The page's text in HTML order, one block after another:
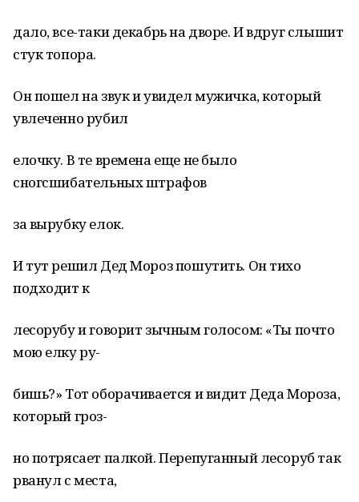
дало, все-таки декабрь на дворе. И вдруг слышит
стук топора.
Он пошел на звук и увидел мужичка, который
увлеченно рубил
елочку. В те времена еще не было
сногсшибательных штрафов
за вырубку елок.
И тут решил Дед Мороз пошутить. Он тихо
подходит к
лесорубу и говорит зычным голосом: «Ты почто
мою елку ру-
бишь?» Тот оборачивается и видит Деда Мороза,
который гроз-
но потрясает палкой. Перепуганный лесоруб так
рванул с места,